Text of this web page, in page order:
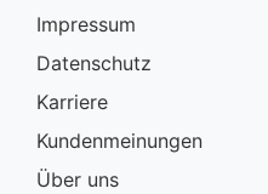
Impressum
Datenschutz
Karriere
Kundenmeinungen
Über uns